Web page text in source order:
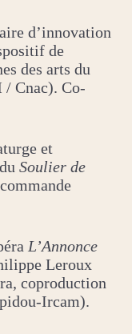
d’innovation
de
des arts du
Cnac). Co-
et
Soulier de
L’Annonce
Leroux
coproduction
Ircam).